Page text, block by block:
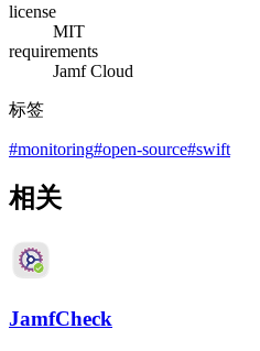
license
MIT
requirements
Jamf Cloud
标签
#monitoring#open-source#swift
相关
JamfCheck